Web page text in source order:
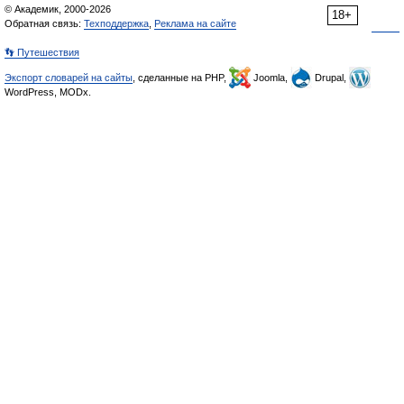
18+
© Академик, 2000-2026
Обратная связь: Техподдержка Реклама на сайте
👣 Путешествия
Экспорт словарей на сайты , сделанные на PHP, Joomla,
Drupal,
WordPress, MODx.